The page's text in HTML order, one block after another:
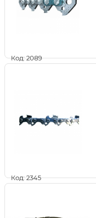
Код: 2089
Код: 2345